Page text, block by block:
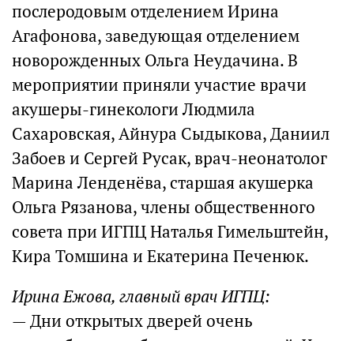
послеродовым отделением Ирина
Агафонова, заведующая отделением
новорожденных Ольга Неудачина. В
мероприятии приняли участие врачи
акушеры-гинекологи Людмила
Сахаровская, Айнура Сыдыкова, Даниил
Забоев и Сергей Русак, врач-неонатолог
Марина Ленденёва, старшая акушерка
Ольга Рязанова, члены общественного
совета при ИГПЦ Наталья Гимельштейн,
Кира Томшина и Екатерина Печенюк.
Ирина Ежова, главный врач ИГПЦ:
— Дни открытых дверей очень